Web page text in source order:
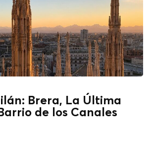
Brera, La Última
de los Canales